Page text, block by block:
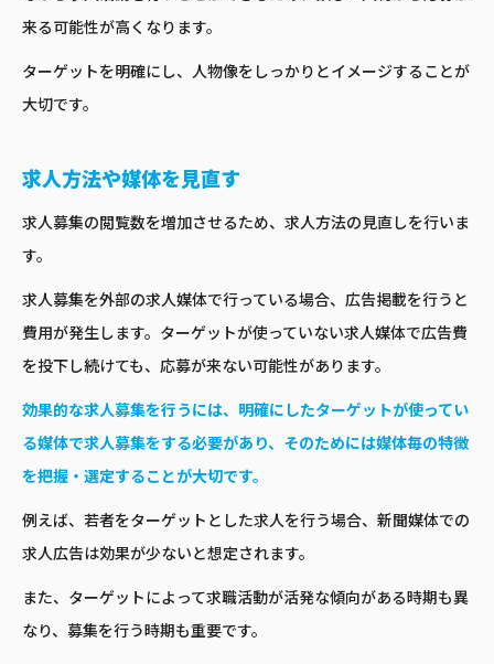
来る可能性が高くなります。
ターゲットを明確にし、人物像をしっかりとイメージすることが
大切です。
求人方法や媒体を見直す
求人募集の閲覧数を増加させるため、求人方法の見直しを行いま
す。
求人募集を外部の求人媒体で行っている場合、広告掲載を行うと
費用が発生します。ターゲットが使っていない求人媒体で広告費
を投下し続けても、応募が来ない可能性があります。
効果的な求人募集を行うには、明確にしたターゲットが使ってい
る媒体で求人募集をする必要があり、そのためには媒体毎の特徴
を把握・選定することが大切です。
例えば、若者をターゲットとした求人を行う場合、新聞媒体での
求人広告は効果が少ないと想定されます。
また、ターゲットによって求職活動が活発な傾向がある時期も異
なり、募集を行う時期も重要です。